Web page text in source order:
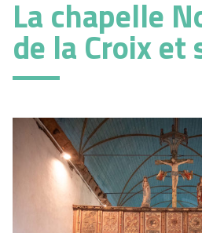
La chapelle
de la Croix et